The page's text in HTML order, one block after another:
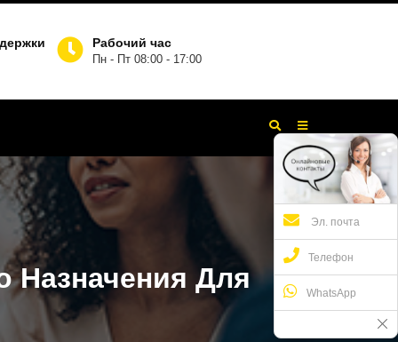
Рабочий час
Пн - Пт 08:00 - 17:00
Назначения Для
Эл. почта
Телефон
WhatsApp